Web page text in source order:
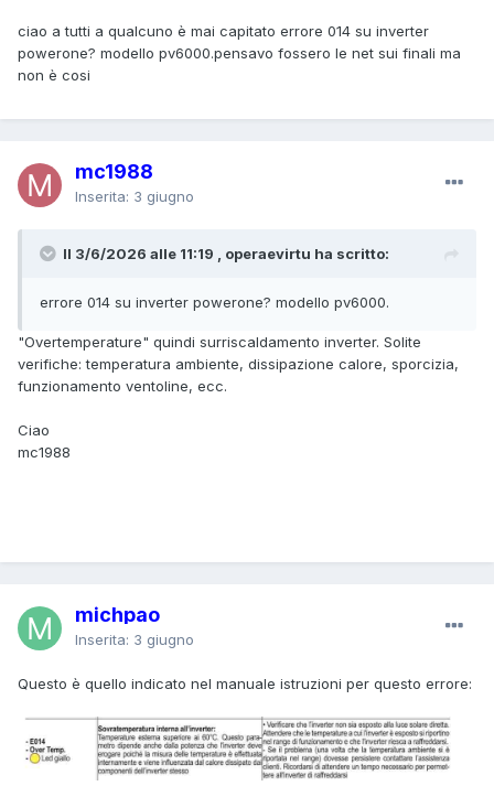
ciao a tutti a qualcuno è mai capitato errore 014 su inverter
powerone? modello pv6000.pensavo fossero le net sui finali ma
non è cosi
mc1988
Inserita: 3 giugno
Il 3/6/2026 alle 11:19 , operaevirtu ha scritto:
errore 014 su inverter powerone? modello pv6000.
"Overtemperature" quindi surriscaldamento inverter. Solite
verifiche: temperatura ambiente, dissipazione calore, sporcizia,
funzionamento ventoline, ecc.
Ciao
mc1988
michpao
Inserita: 3 giugno
Questo è quello indicato nel manuale istruzioni per questo errore: